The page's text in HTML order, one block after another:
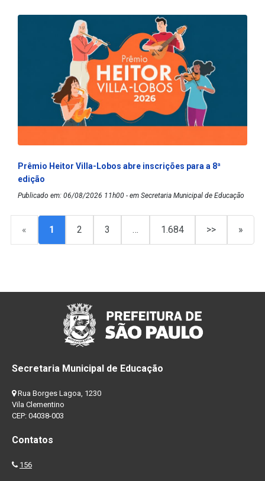
Prêmio Heitor Villa-Lobos abre inscrições para a 8ª
edição
Publicado em: 06/08/2026 11h00 - em Secretaria Municipal de Educação
« 1 2 3 … 1.684 >> »
Secretaria Municipal de Educação
Rua Borges Lagoa, 1230
Vila Clementino
CEP: 04038-003
Contatos
156